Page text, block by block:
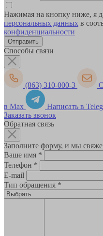
Нажимая на кнопку ниже, я
персональных данных в
конфиденциальности
Способы связи
(863) 310-000-3
в Max
Написать в
Заказать звонок
Обратная связь
Заполните форму, и мы
Ваше имя *
Телефон *
E-mail
Тип обращения *